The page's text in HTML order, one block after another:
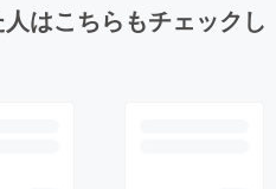
はこちらもチェックし